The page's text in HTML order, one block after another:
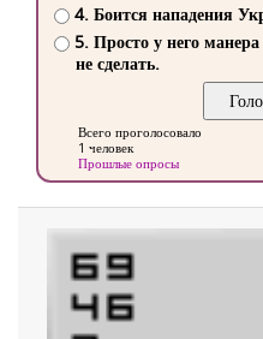
4. Боится нападения
5. Просто у него
не сделать.
Всего проголосовало
1 человек
Прошлые опросы